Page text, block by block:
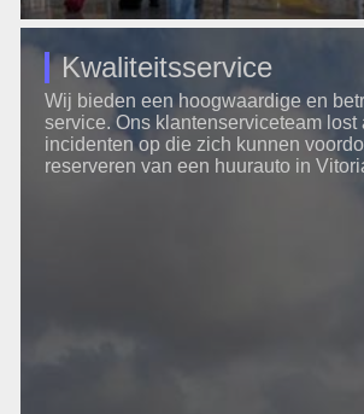
Kwaliteitsservice
Wij bieden een hoogwaardige en
service. Ons klantenserviceteam lost
incidenten op die zich kunnen
reserveren van een huurauto in